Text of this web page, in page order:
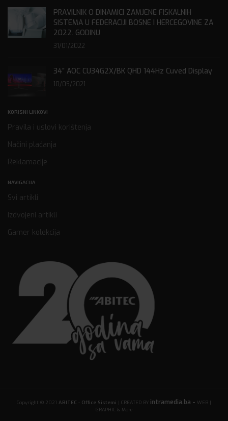
PRAVILNIK O DINAMICI ZAMJENE FISKALNIH
SISTEMA U FEDERACIJI BOSNE I HERCEGOVINE ZA
2022. GODINU
31/01/2022
34” AOC CU34G2X/BK QHD 144Hz Cuved Display
10/05/2021
KORISNI LINKOVI
Pravila i uslovi korištenja
Načini plaćanja
Reklamacije
NAVIGACIJA
Svi artikli
Izdvojeni artikli
Gamer kolekcija
Copyright © 2021 ABITEC - Office Sistemi | CREATED BY intramedia.ba - WEB |
GRAPHIC & More